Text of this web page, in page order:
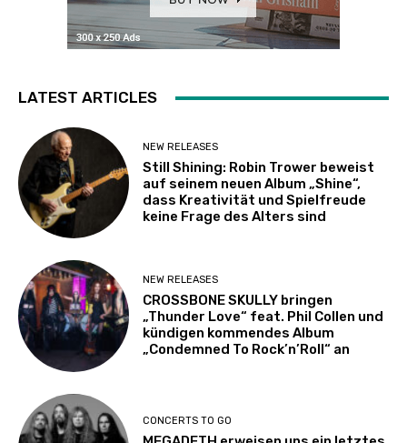
LATEST ARTICLES
NEW RELEASES
Still Shining: Robin Trower beweist
auf seinem neuen Album „Shine“,
dass Kreativität und Spielfreude
keine Frage des Alters sind
NEW RELEASES
CROSSBONE SKULLY bringen
„Thunder Love“ feat. Phil Collen und
kündigen kommendes Album
„Condemned To Rock’n’Roll“ an
CONCERTS TO GO